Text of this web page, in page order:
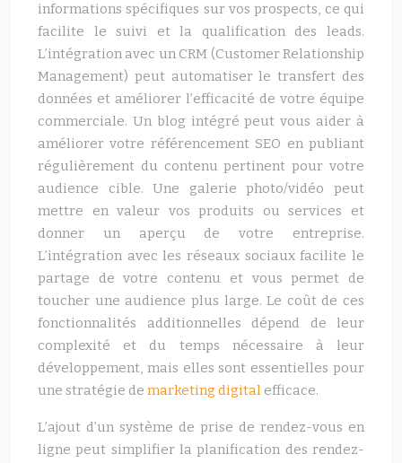
informations spécifiques sur vos prospects, ce qui
facilite le suivi et la qualification des leads.
L’intégration avec un CRM (Customer Relationship
Management) peut automatiser le transfert des
données et améliorer l’efficacité de votre équipe
commerciale. Un blog intégré peut vous aider à
améliorer votre référencement SEO en publiant
régulièrement du contenu pertinent pour votre
audience cible. Une galerie photo/vidéo peut
mettre en valeur vos produits ou services et
donner un aperçu de votre entreprise.
L’intégration avec les réseaux sociaux facilite le
partage de votre contenu et vous permet de
toucher une audience plus large. Le coût de ces
fonctionnalités additionnelles dépend de leur
complexité et du temps nécessaire à leur
développement, mais elles sont essentielles pour
une stratégie de marketing digital efficace.
L’ajout d’un système de prise de rendez-vous en
ligne peut simplifier la planification des rendez-